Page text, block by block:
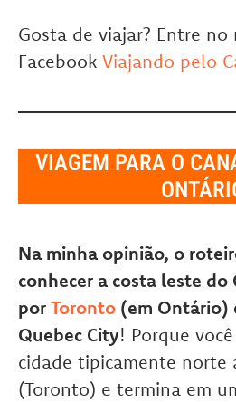
Gosta de viajar? Entre no
Facebook Viajando pelo
VIAGEM PARA O
Na minha opinião, o
conhecer a costa leste do
por Toronto (em Ontário)
Quebec City! Porque
cidade tipicamente norte
(Toronto) e termina em